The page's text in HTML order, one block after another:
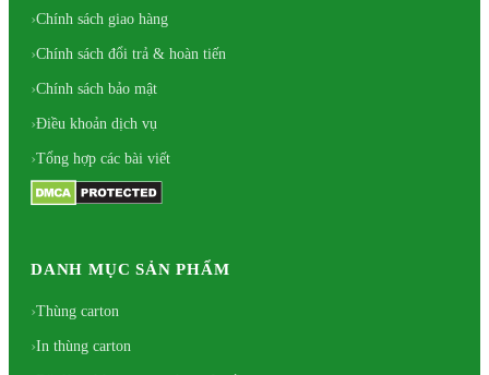
Chính sách giao hàng
Chính sách đổi trả & hoàn tiến
Chính sách bảo mật
Điều khoản dịch vụ
Tổng hợp các bài viết
DANH MỤC SẢN PHẨM
Thùng carton
In thùng carton